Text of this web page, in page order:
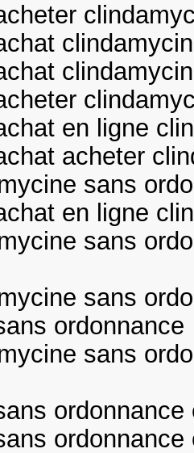
en ligne
acheter
sans
en ligne
sans
sans
ordonnance
sans